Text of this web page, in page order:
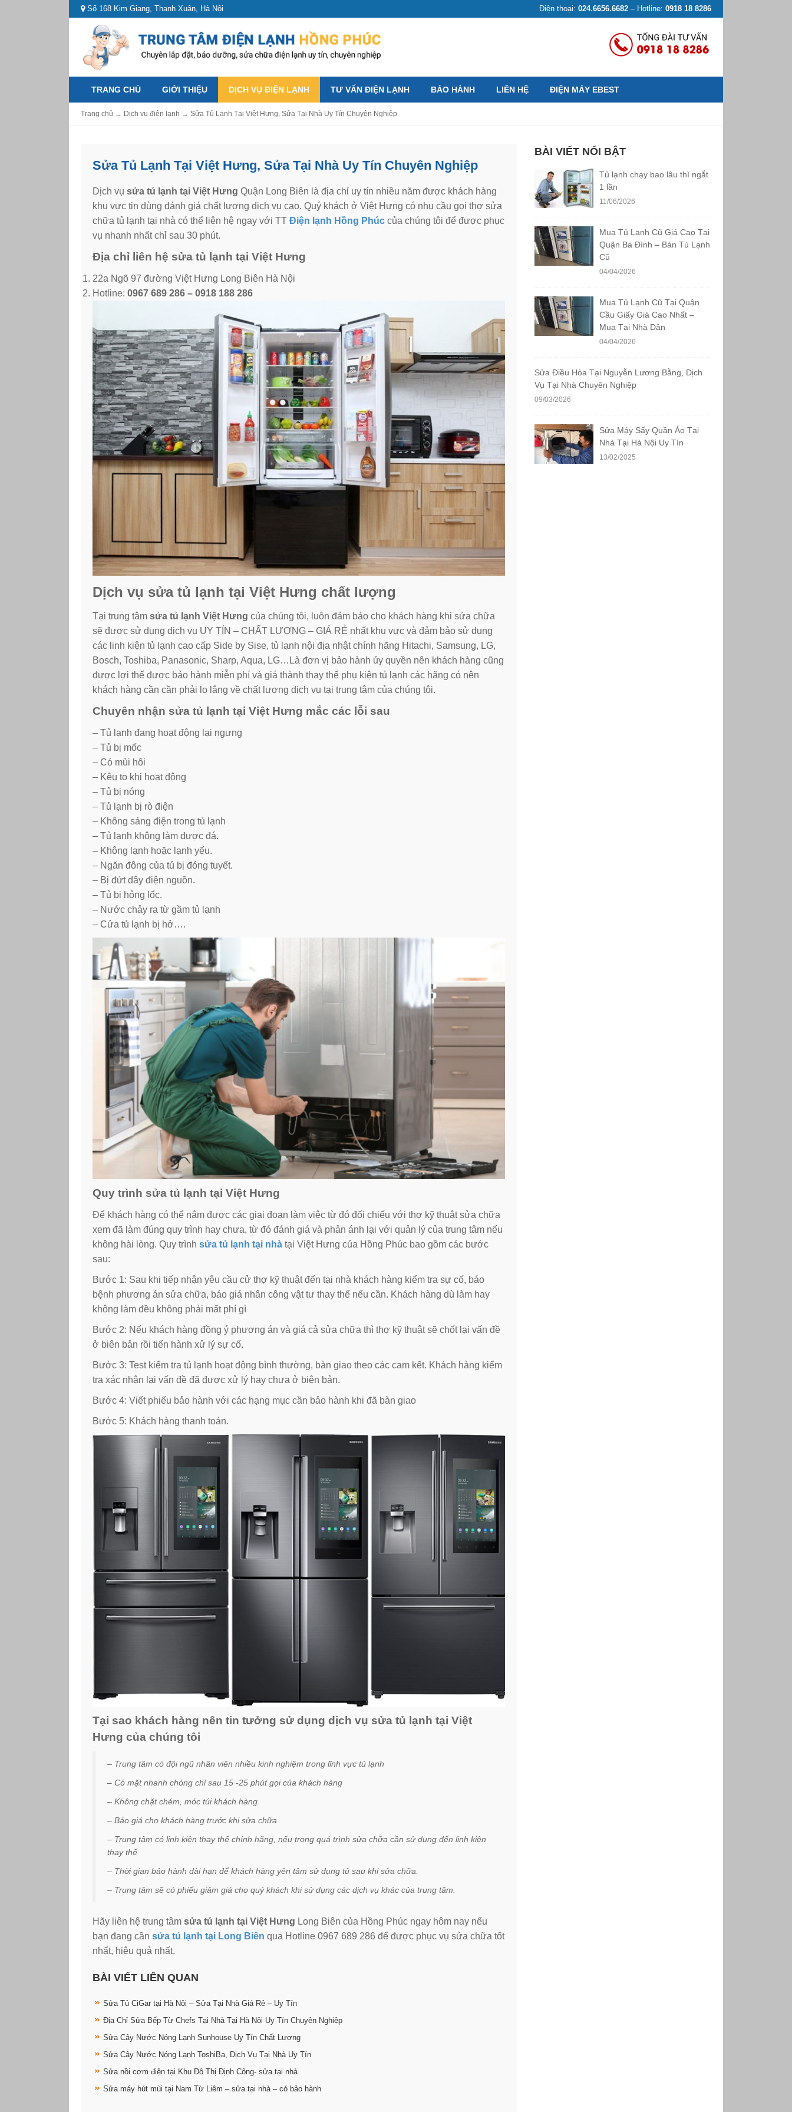
Số 168 Kim Giang, Thanh Xuân, Hà Nội Điện thoại: 024.6656.6682 – Hotline: 0918 18 8286
TRANG CHỦ GIỚI THIỆU DỊCH VỤ ĐIỆN LẠNH TƯ VẤN ĐIỆN LẠNH BẢO HÀNH LIÊN HỆ ĐIỆN MÁY EBEST
Trang chủ → Dịch vụ điện lạnh → Sửa Tủ Lạnh Tại Việt Hưng, Sửa Tại Nhà Uy Tín Chuyên Nghiệp
Sửa Tủ Lạnh Tại Việt Hưng, Sửa Tại Nhà Uy Tín Chuyên Nghiệp
Dịch vụ sửa tủ lạnh tại Việt Hưng Quận Long Biên là địa chỉ uy tín nhiều năm được khách hàng
khu vực tin dùng đánh giá chất lượng dịch vụ cao. Quý khách ở Việt Hưng có nhu cầu gọi thợ sửa
chữa tủ lạnh tại nhà có thể liên hệ ngay với TT Điện lạnh Hồng Phúc của chúng tôi để được phục
vụ nhanh nhất chỉ sau 30 phút.
Địa chỉ liên hệ sửa tủ lạnh tại Việt Hưng
22a Ngõ 97 đường Việt Hưng Long Biên Hà Nội
Hotline: 0967 689 286 – 0918 188 286
Dịch vụ sửa tủ lạnh tại Việt Hưng chất lượng
Tại trung tâm sửa tủ lạnh Việt Hưng của chúng tôi, luôn đảm bảo cho khách hàng khi sửa chữa
sẽ được sử dụng dịch vụ UY TÍN – CHẤT LƯỢNG – GIÁ RẺ nhất khu vực và đảm bảo sử dụng
các linh kiện tủ lạnh cao cấp Side by Sise, tủ lạnh nội địa nhật chính hãng Hitachi, Samsung, LG,
Bosch, Toshiba, Panasonic, Sharp, Aqua, LG…Là đơn vị bảo hành ủy quyền nên khách hàng cũng
được lợi thế được bảo hành miễn phí và giá thành thay thế phụ kiện tủ lạnh các hãng có nên
khách hàng cần cần phải lo lắng về chất lượng dịch vụ tại trung tâm của chúng tôi.
Chuyên nhận sửa tủ lạnh tại Việt Hưng mắc các lỗi sau
– Tủ lạnh đang hoạt động lại ngưng
– Tủ bị mốc
– Có mùi hôi
– Kêu to khi hoạt động
– Tủ bị nóng
– Tủ lạnh bị rò điện
– Không sáng điện trong tủ lạnh
– Tủ lạnh không làm được đá.
– Không lạnh hoặc lạnh yếu.
– Ngăn đông của tủ bị đóng tuyết.
– Bị đứt dây điện nguồn.
– Tủ bị hỏng lốc.
– Nước chảy ra từ gầm tủ lạnh
– Cửa tủ lạnh bị hở….
Quy trình sửa tủ lạnh tại Việt Hưng
Để khách hàng có thể nắm được các giai đoạn làm việc từ đó đối chiếu với thợ kỹ thuật sửa chữa
xem đã làm đúng quy trình hay chưa, từ đó đánh giá và phản ánh lại với quản lý của trung tâm nếu
không hài lòng. Quy trình sửa tủ lạnh tại nhà tại Việt Hưng của Hồng Phúc bao gồm các bước
sau:
Bước 1: Sau khi tiếp nhận yêu cầu cử thợ kỹ thuật đến tại nhà khách hàng kiểm tra sự cố, báo
bệnh phương án sửa chữa, báo giá nhân công vật tư thay thế nếu cần. Khách hàng dù làm hay
không làm đều không phải mất phí gì
Bước 2: Nếu khách hàng đồng ý phương án và giá cả sửa chữa thì thợ kỹ thuật sẽ chốt lại vấn đề
ở biên bản rồi tiến hành xử lý sự cố.
Bước 3: Test kiểm tra tủ lạnh hoạt động bình thường, bàn giao theo các cam kết. Khách hàng kiểm
tra xác nhận lại vấn đề đã được xử lý hay chưa ở biên bản.
Bước 4: Viết phiếu bảo hành với các hạng mục cần bảo hành khi đã bàn giao
Bước 5: Khách hàng thanh toán.
Tại sao khách hàng nên tin tưởng sử dụng dịch vụ sửa tủ lạnh tại Việt
Hưng của chúng tôi
– Trung tâm có đội ngũ nhân viên nhiều kinh nghiệm trong lĩnh vực tủ lạnh
– Có mặt nhanh chóng chỉ sau 15 -25 phút gọi của khách hàng
– Không chặt chém, móc túi khách hàng
– Báo giá cho khách hàng trước khi sửa chữa
– Trung tâm có linh kiện thay thế chính hãng, nếu trong quá trình sửa chữa cần sử dụng đến linh kiện
thay thế
– Thời gian bảo hành dài hạn để khách hàng yên tâm sử dụng tủ sau khi sửa chữa.
– Trung tâm sẽ có phiếu giảm giá cho quý khách khi sử dụng các dịch vụ khác của trung tâm.
Hãy liên hệ trung tâm sửa tủ lạnh tại Việt Hưng Long Biên của Hồng Phúc ngay hôm nay nếu
bạn đang cần sửa tủ lạnh tại Long Biên qua Hotline 0967 689 286 để được phục vụ sửa chữa tốt
nhất, hiệu quả nhất.
BÀI VIẾT LIÊN QUAN
Sửa Tủ CiGar tại Hà Nội – Sửa Tại Nhà Giá Rẻ – Uy Tín
Địa Chỉ Sửa Bếp Từ Chefs Tại Nhà Tại Hà Nội Uy Tín Chuyên Nghiệp
Sửa Cây Nước Nóng Lạnh Sunhouse Uy Tín Chất Lượng
Sửa Cây Nước Nóng Lạnh ToshiBa, Dịch Vụ Tại Nhà Uy Tín
Sửa nồi cơm điện tại Khu Đô Thị Định Công- sửa tại nhà
Sửa máy hút mùi tại Nam Từ Liêm – sửa tại nhà – có bảo hành
BÀI VIẾT NỔI BẬT
Tủ lạnh chạy bao lâu thì ngắt
1 lần
11/06/2026
Mua Tủ Lạnh Cũ Giá Cao Tại
Quận Ba Đình – Bán Tủ Lạnh
Cũ
04/04/2026
Mua Tủ Lạnh Cũ Tại Quận
Cầu Giấy Giá Cao Nhất –
Mua Tại Nhà Dân
04/04/2026
Sửa Điều Hòa Tại Nguyễn Lương Bằng, Dịch
Vụ Tại Nhà Chuyên Nghiệp
09/03/2026
Sửa Máy Sấy Quần Áo Tại
Nhà Tại Hà Nội Uy Tín
13/02/2025